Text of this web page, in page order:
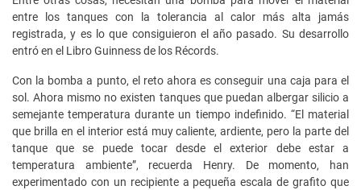
entre los tanques con la tolerancia al calor más alta jamás
registrada, y es lo que consiguieron el año pasado. Su desarrollo
entró en el Libro Guinness de los Récords.
Con la bomba a punto, el reto ahora es conseguir una caja para el
sol. Ahora mismo no existen tanques que puedan albergar silicio a
semejante temperatura durante un tiempo indefinido. “El material
que brilla en el interior está muy caliente, ardiente, pero la parte del
tanque que se puede tocar desde el exterior debe estar a
temperatura ambiente”, recuerda Henry. De momento, han
experimentado con un recipiente a pequeña escala de grafito que